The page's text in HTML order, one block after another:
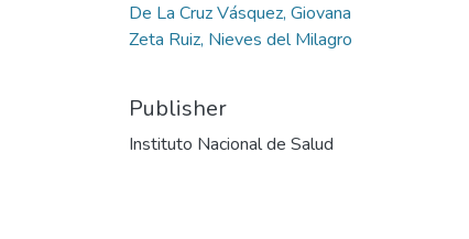
De La Cruz Vásquez, Giovana
Zeta Ruiz, Nieves del Milagro
Publisher
Instituto Nacional de Salud